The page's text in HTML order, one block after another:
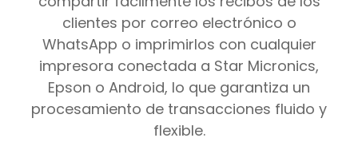
clientes por correo electrónico o
WhatsApp o imprimirlos con cualquier
impresora conectada a Star Micronics,
Epson o Android, lo que garantiza un
procesamiento de transacciones fluido y
flexible.